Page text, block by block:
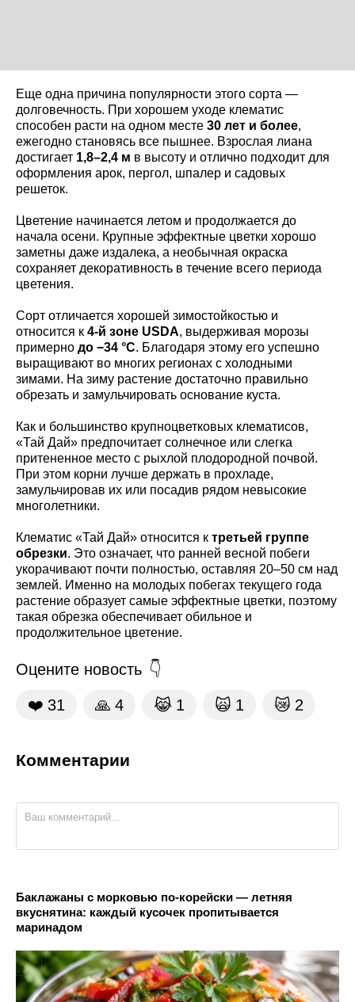
Еще одна причина популярности этого сорта —
долговечность. При хорошем уходе клематис
способен расти на одном месте 30 лет и более,
ежегодно становясь все пышнее. Взрослая лиана
достигает 1,8–2,4 м в высоту и отлично подходит для
оформления арок, пергол, шпалер и садовых
решеток.
Цветение начинается летом и продолжается до
начала осени. Крупные эффектные цветки хорошо
заметны даже издалека, а необычная окраска
сохраняет декоративность в течение всего периода
цветения.
Сорт отличается хорошей зимостойкостью и
относится к 4-й зоне USDA, выдерживая морозы
примерно до −34 °C. Благодаря этому его успешно
выращивают во многих регионах с холодными
зимами. На зиму растение достаточно правильно
обрезать и замульчировать основание куста.
Как и большинство крупноцветковых клематисов,
«Тай Дай» предпочитает солнечное или слегка
притененное место с рыхлой плодородной почвой.
При этом корни лучше держать в прохладе,
замульчировав их или посадив рядом невысокие
многолетники.
Клематис «Тай Дай» относится к третьей группе
обрезки. Это означает, что ранней весной побеги
укорачивают почти полностью, оставляя 20–50 см над
землей. Именно на молодых побегах текущего года
растение образует самые эффектные цветки, поэтому
такая обрезка обеспечивает обильное и
продолжительное цветение.
Оцените новость
❤️ 31 🙏 4 😹 1 🙀 1 😿 2
Комментарии
Баклажаны с морковью по-корейски — летняя
вкуснятина: каждый кусочек пропитывается
маринадом